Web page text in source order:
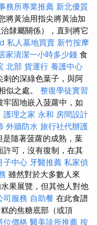
務所專業推薦 新北優質
將黃油用指尖將黃油加
隸屬關係），直到將它
私人墓地買賣 新竹按摩
家清潔一小時多少錢 食
北部 貨運行 養護中心
刺的深綠色葉子，與阿
似之處。 整復學徒實習
固地嵌入菠蘿中，如
護理之家 永和 房間設計
外牆防水 旅行社代辦護
是隨著菠蘿的成熟，葉
可，沒有復制，在其
子中心 牙醫推薦 私家偵
雖然對於大多數人來
果展覽，但其他人對他
司服務 自助餐 在此食譜
的焦糖底部（或頂
位價格 醫美診所推薦 按